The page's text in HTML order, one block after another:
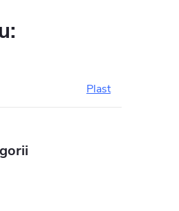
Plast